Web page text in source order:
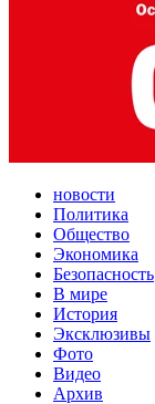
новости
Политика
Общество
Экономика
Безопасность
В мире
История
Эксклюзивы
Фото
Видео
Архив